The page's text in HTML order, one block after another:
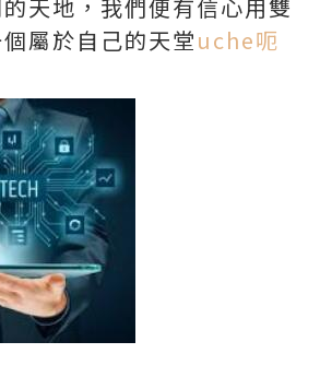
天地，我們便有信心用雙
屬於自己的天堂uche呃